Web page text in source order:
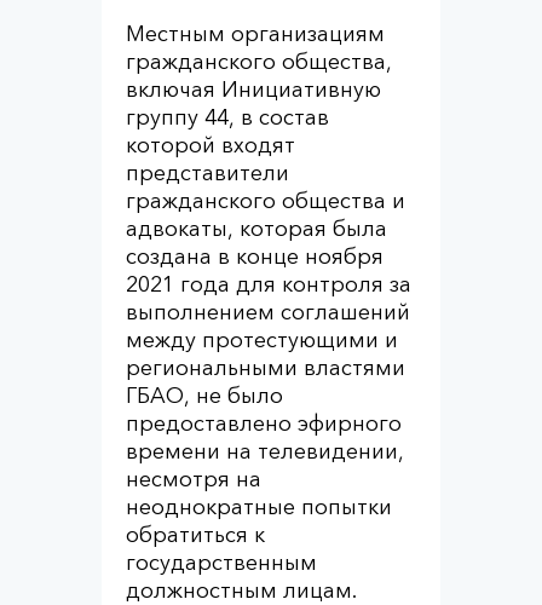
Местным организациям
гражданского общества,
включая Инициативную
группу 44, в состав
которой входят
представители
гражданского общества и
адвокаты, которая была
создана в конце ноября
2021 года для контроля за
выполнением соглашений
между протестующими и
региональными властями
ГБАО, не было
предоставлено эфирного
времени на телевидении,
несмотря на
неоднократные попытки
обратиться к
государственным
должностным лицам.